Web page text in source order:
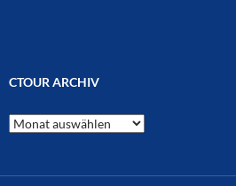
CTOUR ARCHIV
CTOUR
Archiv